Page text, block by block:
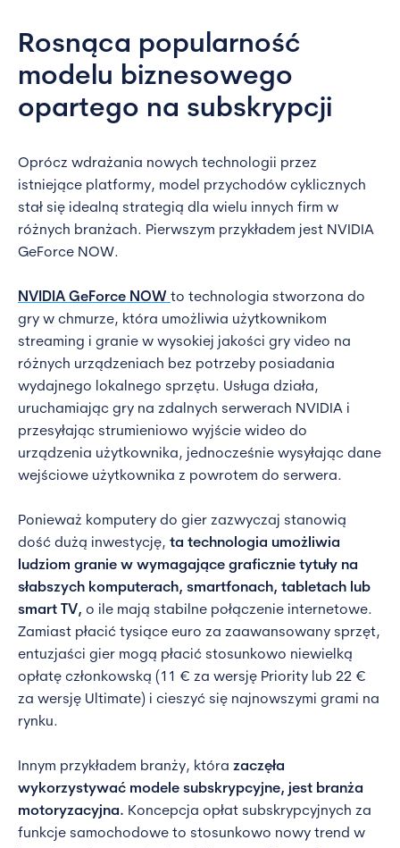
Rosnąca popularność
modelu biznesowego
opartego na subskrypcji
Oprócz wdrażania nowych technologii przez
istniejące platformy, model przychodów cyklicznych
stał się idealną strategią dla wielu innych firm w
różnych branżach. Pierwszym przykładem jest NVIDIA
GeForce NOW.
NVIDIA GeForce NOW to technologia stworzona do
gry w chmurze, która umożliwia użytkownikom
streaming i granie w wysokiej jakości gry video na
różnych urządzeniach bez potrzeby posiadania
wydajnego lokalnego sprzętu. Usługa działa,
uruchamiając gry na zdalnych serwerach NVIDIA i
przesyłając strumieniowo wyjście wideo do
urządzenia użytkownika, jednocześnie wysyłając dane
wejściowe użytkownika z powrotem do serwera.
Ponieważ komputery do gier zazwyczaj stanowią
dość dużą inwestycję, ta technologia umożliwia
ludziom granie w wymagające graficznie tytuły na
słabszych komputerach, smartfonach, tabletach lub
smart TV, o ile mają stabilne połączenie internetowe.
Zamiast płacić tysiące euro za zaawansowany sprzęt,
entuzjaści gier mogą płacić stosunkowo niewielką
opłatę członkowską (11 € za wersję Priority lub 22 €
za wersję Ultimate) i cieszyć się najnowszymi grami na
rynku.
Innym przykładem branży, która zaczęła
wykorzystywać modele subskrypcyjne, jest branża
motoryzacyjna. Koncepcja opłat subskrypcyjnych za
funkcje samochodowe to stosunkowo nowy trend w